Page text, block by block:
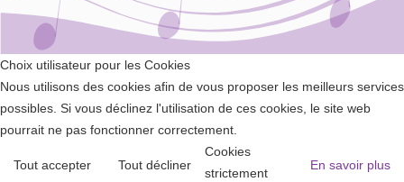
Choix utilisateur pour les Cookies
Nous utilisons des cookies afin de vous proposer les meilleurs services
possibles. Si vous déclinez l'utilisation de ces cookies, le site web
pourrait ne pas fonctionner correctement.
Tout accepter Tout décliner En savoir plus
Cookies
strictement